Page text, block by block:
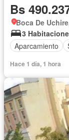
Bs
Boca De
3
Aparcamiento
Hace 1 día, 1 hora